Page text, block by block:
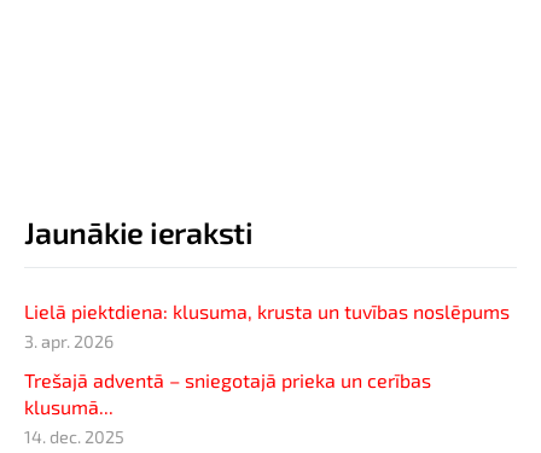
Jaunākie ieraksti
Lielā piektdiena: klusuma, krusta un tuvības noslēpums
3. apr. 2026
Trešajā adventā – sniegotajā prieka un cerības
klusumā...
14. dec. 2025